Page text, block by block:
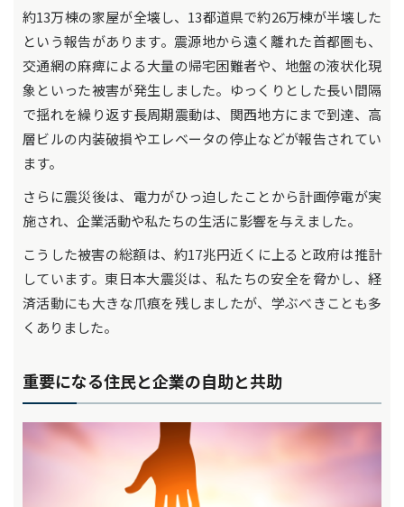
約13万棟の家屋が全壊し、13都道県で約26万棟が半壊した
という報告があります。震源地から遠く離れた首都圏も、
交通網の麻痺による大量の帰宅困難者や、地盤の液状化現
象といった被害が発生しました。ゆっくりとした長い間隔
で揺れを繰り返す長周期震動は、関西地方にまで到達、高
層ビルの内装破損やエレベータの停止などが報告されてい
ます。
さらに震災後は、電力がひっ迫したことから計画停電が実
施され、企業活動や私たちの生活に影響を与えました。
こうした被害の総額は、約17兆円近くに上ると政府は推計
しています。東日本大震災は、私たちの安全を脅かし、経
済活動にも大きな爪痕を残しましたが、学ぶべきことも多
くありました。
重要になる住民と企業の自助と共助